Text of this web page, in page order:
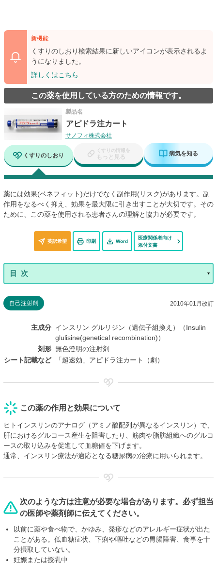
新機能
くすりのしおり検索結果に新しいアイコンが表示されるよ
うになりました。
詳しくはこちら
この薬を使用している方のための情報です。
製品名
アピドラ注カート
サノフィ株式会社
くすりのしおり
くすりの情報を
もっと見る 病気を知る
薬には効果(ベネフィット)だけでなく副作用(リスク)があります。副
作用をなるべく抑え、効果を最大限に引き出すことが大切です。その
ために、この薬を使用される患者さんの理解と協力が必要です。
英訳希望 印刷 Word
医療関係者向け
添付文書
自己注射剤 2010年01月改訂
主成分 インスリン グルリジン（遺伝子組換え）（Insulin
glulisine(genetical recombination)）
剤形 無色澄明の注射剤
シート記載など
「超速効」アピドラ注カート（劇）
この薬の作用と効果について
ヒトインスリンのアナログ（アミノ酸配列が異なるインスリン）で、
肝におけるグルコース産生を阻害したり、筋肉や脂肪組織へのグルコ
ースの取り込みを促進して血糖値を下げます。
通常、インスリン療法が適応となる糖尿病の治療に用いられます。
次のような方は注意が必要な場合があります。必ず担当
の医師や薬剤師に伝えてください。
以前に薬や食べ物で、かゆみ、発疹などのアレルギー症状が出た
ことがある。低血糖症状、下痢や嘔吐などの胃腸障害、食事を十
分摂取していない。
妊娠または授乳中